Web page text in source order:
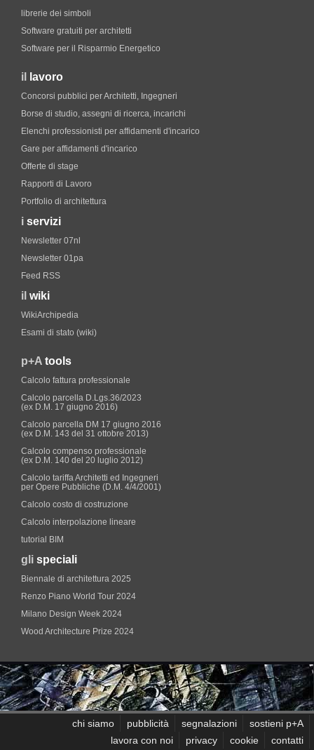
librerie dei simboli
Software gratuiti per architetti
Software per il Risparmio Energetico
il lavoro
Concorsi pubblici per Architetti, Ingegneri
Borse di studio, assegni di ricerca, incarichi
Elenchi professionisti per affidamenti d'incarico
Gare per affidamenti d'incarico
Offerte di stage
Rapporti di Lavoro
Portfolio di architettura
i servizi
Newsletter 07nl
Newsletter 01pa
Feed RSS
il wiki
WikiArchipedia
Esami di stato (wiki)
p+A tools
Calcolo fattura professionale
Calcolo parcella D.Lgs.36/2023
(ex D.M. 17 giugno 2016)
Calcolo parcella DM 17 giugno 2016
(ex D.M. 143 del 31 ottobre 2013)
Calcolo compenso professionale
(ex D.M. 140 del 20 luglio 2012)
Calcolo tariffa Architetti ed Ingegneri
per Opere Pubbliche (D.M. 4/4/2001)
Calcolo costo di costruzione
Calcolo interpolazione lineare
tutorial BIM
gli speciali
Biennale di architettura 2025
Renzo Piano World Tour 2024
Milano Design Week 2024
Wood Architecture Prize 2024
chi siamo pubblicità segnalazioni
sostieni p+A
lavora con noi
privacy cookie contatti